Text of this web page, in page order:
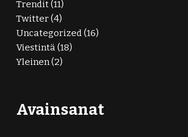
Trendit(11)
Twitter(4)
Uncategorized(16)
Viestintä(18)
Yleinen(2)
Avainsanat